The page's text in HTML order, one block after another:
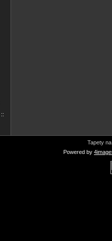
::
Tapety
Powered by